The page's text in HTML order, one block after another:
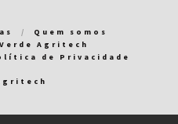
Quem somos
Agritech
de Privacidade